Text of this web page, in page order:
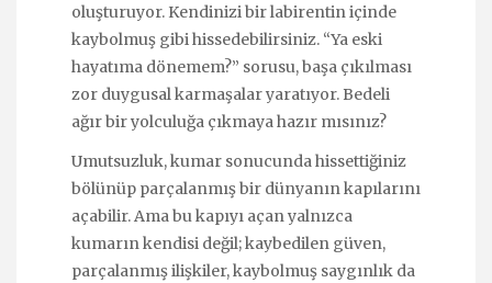
oluşturuyor. Kendinizi bir labirentin içinde
kaybolmuş gibi hissedebilirsiniz. “Ya eski
hayatıma dönemem?” sorusu, başa çıkılması
zor duygusal karmaşalar yaratıyor. Bedeli
ağır bir yolculuğa çıkmaya hazır mısınız?
Umutsuzluk, kumar sonucunda hissettiğiniz
bölünüp parçalanmış bir dünyanın kapılarını
açabilir. Ama bu kapıyı açan yalnızca
kumarın kendisi değil; kaybedilen güven,
parçalanmış ilişkiler, kaybolmuş saygınlık da